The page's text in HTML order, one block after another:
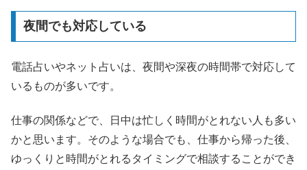
夜間でも対応している
電話占いやネット占いは、夜間や深夜の時間帯で対応して
いるものが多いです。
仕事の関係などで、日中は忙しく時間がとれない人も多い
かと思います。そのような場合でも、仕事から帰った後、
ゆっくりと時間がとれるタイミングで相談することができ